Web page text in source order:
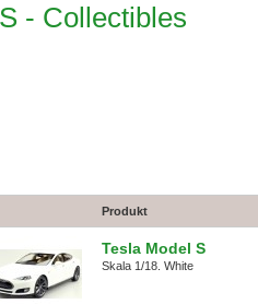
- Collectibles
Produkt
Tesla Model S
Skala 1/18. White